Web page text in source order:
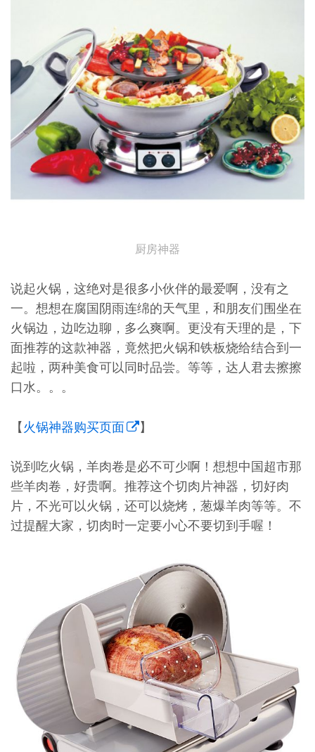
厨房神器
说起火锅，这绝对是很多小伙伴的最爱啊，没有之
一。想想在腐国阴雨连绵的天气里，和朋友们围坐在
火锅边，边吃边聊，多么爽啊。更没有天理的是，下
面推荐的这款神器，竟然把火锅和铁板烧给结合到一
起啦，两种美食可以同时品尝。等等，达人君去擦擦
口水。。。
【火锅神器购买页面 】
说到吃火锅，羊肉卷是必不可少啊！想想中国超市那
些羊肉卷，好贵啊。推荐这个切肉片神器，切好肉
片，不光可以火锅，还可以烧烤，葱爆羊肉等等。不
过提醒大家，切肉时一定要小心不要切到手喔！